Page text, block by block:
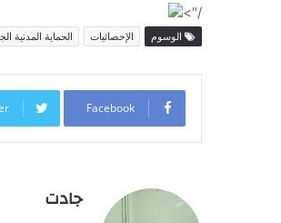
/">
الوسوم الإحصائيات الحماية المدنية
Facebook
جادت